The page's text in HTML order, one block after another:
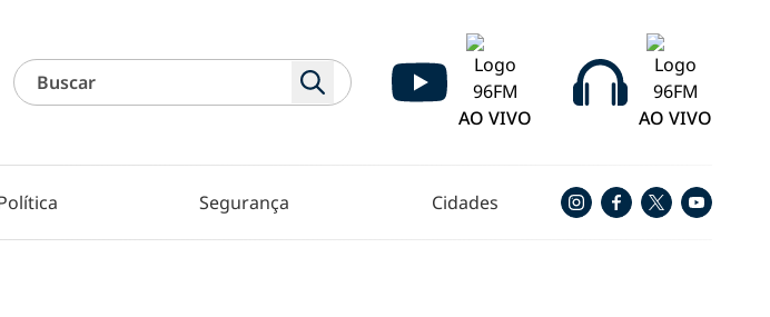
AO VIVO
AO VIVO
Segurança Cidades